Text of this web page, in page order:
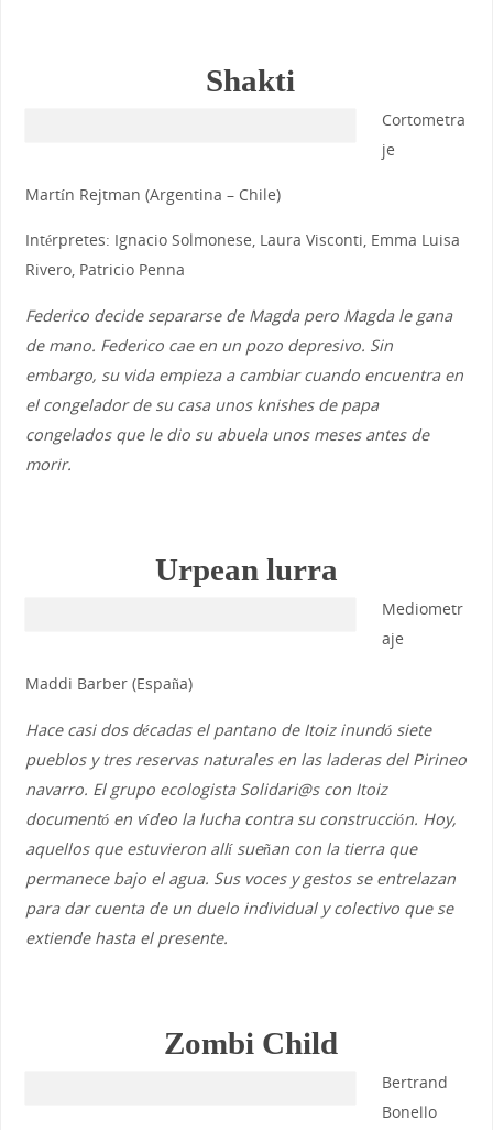
Shakti
Cortometra
je
Martín Rejtman (Argentina – Chile)
Intérpretes: Ignacio Solmonese, Laura Visconti, Emma Luisa
Rivero, Patricio Penna
Federico decide separarse de Magda pero Magda le gana
de mano. Federico cae en un pozo depresivo. Sin
embargo, su vida empieza a cambiar cuando encuentra en
el congelador de su casa unos knishes de papa
congelados que le dio su abuela unos meses antes de
morir.
Urpean lurra
Mediometr
aje
Maddi Barber (España)
Hace casi dos décadas el pantano de Itoiz inundó siete
pueblos y tres reservas naturales en las laderas del Pirineo
navarro. El grupo ecologista Solidari@s con Itoiz
documentó en vídeo la lucha contra su construcción. Hoy,
aquellos que estuvieron allí sueñan con la tierra que
permanece bajo el agua. Sus voces y gestos se entrelazan
para dar cuenta de un duelo individual y colectivo que se
extiende hasta el presente.
Zombi Child
Bertrand
Bonello